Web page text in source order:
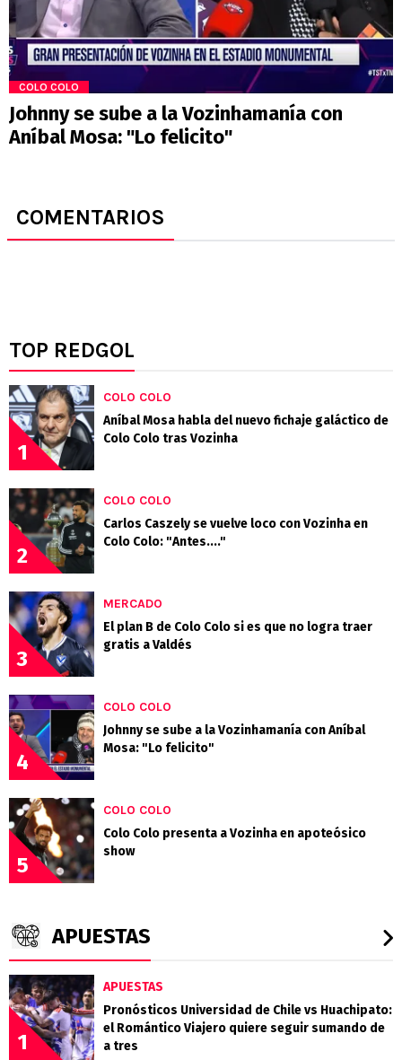
COLO COLO
Johnny se sube a la Vozinhamanía con
Aníbal Mosa: "Lo felicito"
COMENTARIOS
TOP REDGOL
1
COLO COLO
Aníbal Mosa habla del nuevo fichaje galáctico de
Colo Colo tras Vozinha
2
COLO COLO
Carlos Caszely se vuelve loco con Vozinha en
Colo Colo: "Antes...."
3
MERCADO
El plan B de Colo Colo si es que no logra traer
gratis a Valdés
4
COLO COLO
Johnny se sube a la Vozinhamanía con Aníbal
Mosa: "Lo felicito"
5
COLO COLO
Colo Colo presenta a Vozinha en apoteósico
show
APUESTAS
1
APUESTAS
Pronósticos Universidad de Chile vs Huachipato:
el Romántico Viajero quiere seguir sumando de
a tres